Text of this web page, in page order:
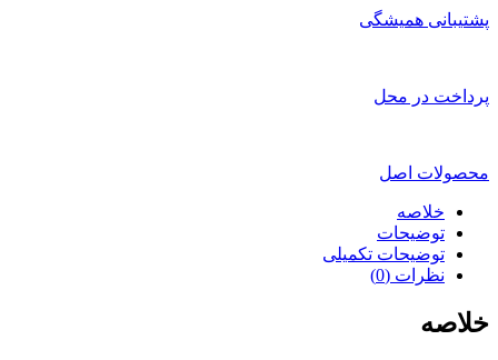
پشتیبانی همیشگی
پرداخت در محل
محصولات اصل
خلاصه
توضیحات
توضیحات تکمیلی
نظرات (0)
خلاصه